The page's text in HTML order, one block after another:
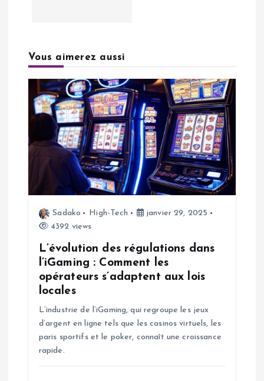
o
n
d
Vous aimerez aussi
Sadako High-Tech
janvier 29, 2025
4392 views
L’évolution des régulations dans
l’iGaming : Comment les
opérateurs s’adaptent aux lois
locales
L’industrie de l’iGaming, qui regroupe les jeux
d’argent en ligne tels que les casinos virtuels, les
paris sportifs et le poker, connaît une croissance
rapide.